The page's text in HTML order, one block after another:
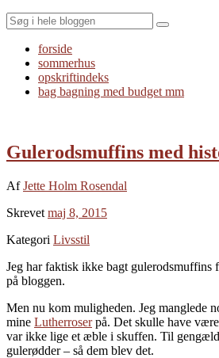
Search
forside
sommerhus
opskriftindeks
bag bagning med budget mm
Gulerodsmuffins med
AfJette Holm Rosendal
Skrevet maj 8, 2015
Kategori Livsstil
Jeg har faktisk ikke bagt
på bloggen.
Men nu kom muligheden. Jeg manglede
mine Lutherroserpå. Det skulle have
var ikke lige et æble i skuffen. Til
gulerødder – så dem blev det.